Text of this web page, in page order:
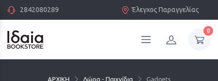
2842080289 Έλεγχος Παραγγελίας
0
ΑΡΧΙΚΗ Δώρα - Παιχνίδια Gadgets